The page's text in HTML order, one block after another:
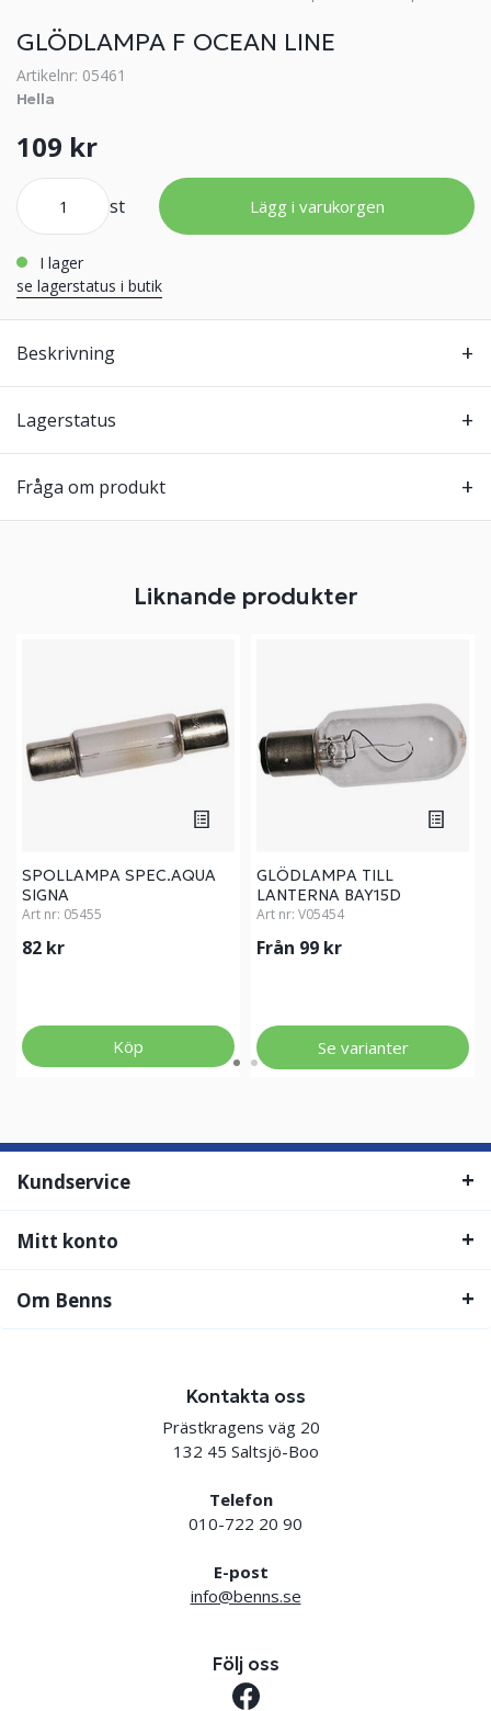
GLÖDLAMPA F OCEAN LINE
Artikelnr: 05461
Hella
109 kr
st Lägg i varukorgen
i lager
se lagerstatus i butik
Beskrivning
Lagerstatus
Fråga om produkt
Liknande produkter
SPOLLAMPA SPEC.AQUA
SIGNA
Art nr: 05455
82 kr
Köp
GLÖDLAMPA TILL
LANTERNA BAY15D
Art nr: V05454
Från 99 kr
Se varianter
Kundservice
Mitt konto
Om Benns
Kontakta oss
Prästkragens väg 20
132 45 Saltsjö-Boo
Telefon
010-722 20 90
E-post
info@benns.se
Följ oss